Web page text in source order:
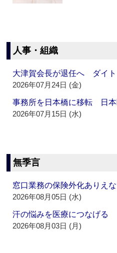
人事・組織
大津賀会長が退任へ ダイト
2026年07月24日 (金)
事務所を日本橋に移転 日本
2026年07月15日 (水)
無季言
窓口業務の保険外化ありえ
2026年08月05日 (水)
汗の悩みを医療につなげる
2026年08月03日 (月)